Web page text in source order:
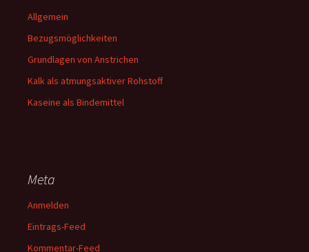
Allgemein
Bezugsmöglichkeiten
Grundlagen von Anstrichen
Kalk als atmungsaktiver Rohstoff
Kaseine als Bindemittel
Meta
Anmelden
Eintrags-Feed
Kommentar-Feed